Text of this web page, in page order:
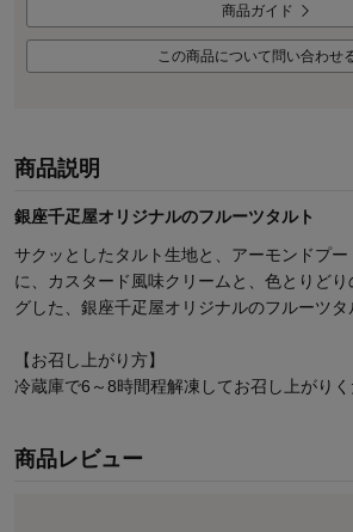
商品ガイド
この商品について問い合わせ
商品説明
銀座千疋屋オリジナルのフルーツタルト
サクッとしたタルト生地と、アーモンドプ
に、カスタード風味クリームと、色とりど
グした、銀座千疋屋オリジナルのフルーツタ
【お召し上がり方】
冷蔵庫で6～8時間程解凍してお召し上がりく
商品レビュー